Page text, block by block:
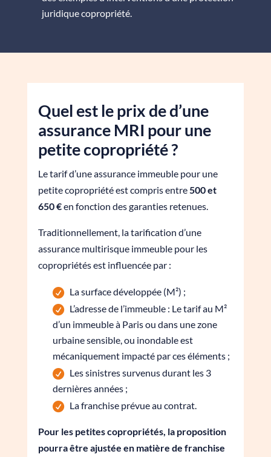
juridique copropriété.
Quel est le prix de d’une
assurance MRI pour une
petite copropriété ?
Le tarif d’une assurance immeuble pour une
petite copropriété est compris entre500 et
650 €en fonction des garanties retenues.
Traditionnellement, la tarification d’une
assurance multirisque immeuble pour les
copropriétés est influencée par :
La surface développée (M²) ;
L’adresse de l’immeuble : Le tarif au M²
d’un immeuble à Paris ou dans une zone
urbaine sensible, ou inondable est
mécaniquement impacté par ces éléments ;
Les sinistres survenus durant les 3
dernières années ;
La franchise prévue au contrat.
Pour les petites copropriétés, la proposition
pourra être ajustée en matière de franchise